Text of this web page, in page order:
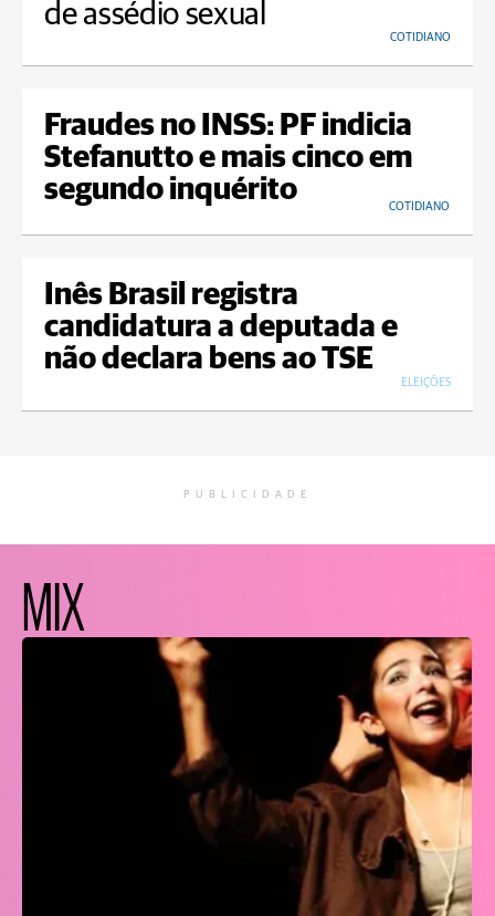
de assédio sexual
COTIDIANO
Fraudes no INSS: PF indicia
Stefanutto e mais cinco em
segundo inquérito
COTIDIANO
Inês Brasil registra
candidatura a deputada e
não declara bens ao TSE
ELEIÇÕES
PUBLICIDADE
MIX